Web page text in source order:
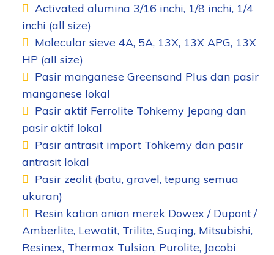
Activated alumina 3/16 inchi, 1/8 inchi, 1/4
inchi (all size)
Molecular sieve 4A, 5A, 13X, 13X APG, 13X
HP (all size)
Pasir manganese Greensand Plus dan pasir
manganese lokal
Pasir aktif Ferrolite Tohkemy Jepang dan
pasir aktif lokal
Pasir antrasit import Tohkemy dan pasir
antrasit lokal
Pasir zeolit (batu, gravel, tepung semua
ukuran)
Resin kation anion merek Dowex / Dupont /
Amberlite, Lewatit, Trilite, Suqing, Mitsubishi,
Resinex, Thermax Tulsion, Purolite, Jacobi